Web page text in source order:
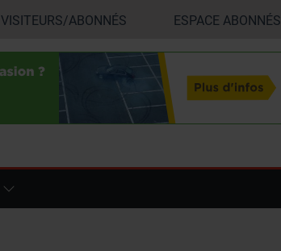
VISITEURS/ABONNÉS ESPACE ABONNÉS